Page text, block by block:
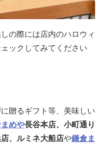
の際には店内のハロウィ
ックしてみてください
に贈るギフト等、美味しい
めや長谷本店、小町通り
、ルミネ大船店や鎌倉ま